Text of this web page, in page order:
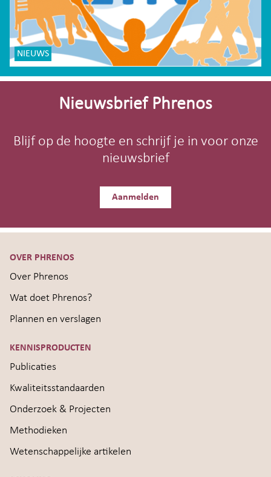
NIEUWS
Site-
Nieuwsbrief Phrenos
Blijf op de hoogte en schrijf je in voor onze
nieuwsbrief
Aanmelden
OVER PHRENOS
Over Phrenos
Wat doet Phrenos?
Plannen en verslagen
KENNISPRODUCTEN
Publicaties
Kwaliteitsstandaarden
Onderzoek & Projecten
Methodieken
Wetenschappelijke artikelen